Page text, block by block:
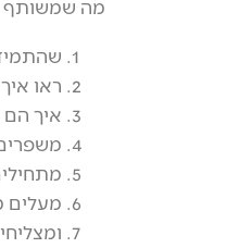
מה שמשותף
ראו
איך הם
מעלים